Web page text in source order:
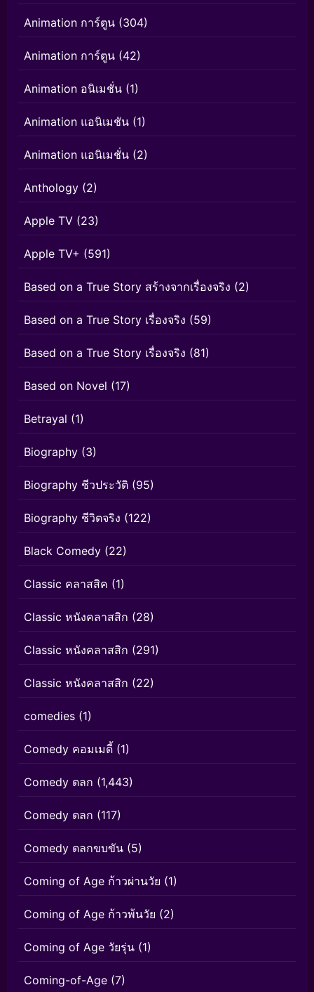
Animation การ์ตูน (304)
Animation การ์ตูน (42)
Animation อนิเมชั่น (1)
Animation แอนิเมชัน (1)
Animation แอนิเมชั่น (2)
Anthology (2)
Apple TV (23)
Apple TV+ (591)
Based on a True Story สร้างจากเรื่องจริง (2)
Based on a True Story เรื่องจริง (59)
Based on a True Story เรื่องจริง (81)
Based on Novel (17)
Betrayal (1)
Biography (3)
Biography ชีวประวัติ (95)
Biography ชีวิตจริง (122)
Black Comedy (22)
Classic คลาสสิค (1)
Classic หนังคลาสสิก (28)
Classic หนังคลาสสิก (291)
Classic หนังคลาสสิก (22)
comedies (1)
Comedy คอมเมดี้ (1)
Comedy ตลก (1,443)
Comedy ตลก (117)
Comedy ตลกขบขัน (5)
Coming of Age ก้าวผ่านวัย (1)
Coming of Age ก้าวพ้นวัย (2)
Coming of Age วัยรุ่น (1)
Coming-of-Age (7)